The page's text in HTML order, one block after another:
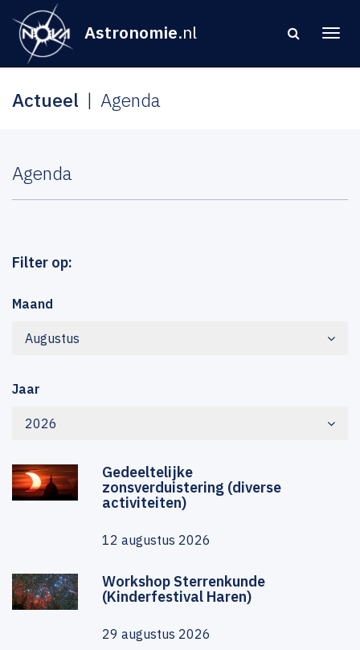
Astronomie.nl
Actueel Agenda
Agenda
Filter op:
Maand
Augustus
Jaar
2026
Gedeeltelijke
zonsverduistering (diverse
activiteiten)
12 augustus 2026
Workshop Sterrenkunde
(Kinderfestival Haren)
29 augustus 2026